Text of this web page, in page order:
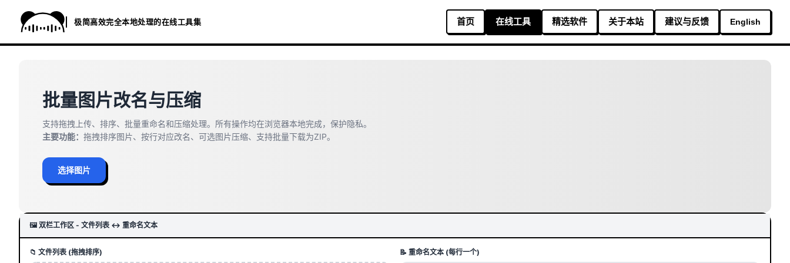
批量图片改名与压缩
支持拖拽上传、排序、批量重命名和压缩处理。所有操作均在浏览器本地完成，保护隐私。
主要功能： 拖拽排序图片、按行对应改名、可选图片压缩、支持批量下载为ZIP。
选择图片
🖼️ 双栏工作区 - 文件列表 ↔ 重命名文本
📁 文件列表 (拖拽排序) 📝 重命名文本 (每行一个)